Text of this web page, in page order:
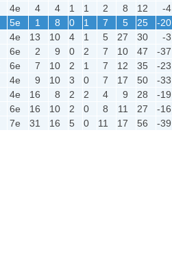
4e 4 4 1 1 2 8 12
-4
5e 1 8 0 1 7 5 25
-20
4e 13 10 4 1 5 27 30
-3
6e 2 9 0 2 7 10 47
-37
6e 7 10 2 1 7 12 35
-23
4e 9 10 3 0 7 17 50
-33
4e 16 8 2 2 4 9 28
-19
6e 16 10 2 0 8 11 27
-16
7e 31 16 5 0 11 17 56 -39